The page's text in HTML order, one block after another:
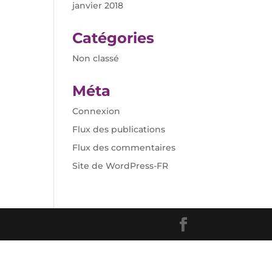
janvier 2018
Catégories
Non classé
Méta
Connexion
Flux des publications
Flux des commentaires
Site de WordPress-FR